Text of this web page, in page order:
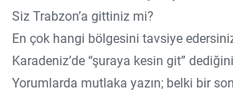
Siz Trabzon’a gittiniz mi?
En çok hangi bölgesini tavsiye
Karadeniz’de “şuraya kesin git”
Yorumlarda mutlaka yazın; belki bir